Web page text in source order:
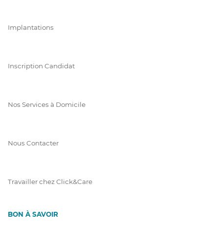
Implantations
Inscription Candidat
Nos Services à Domicile
Nous Contacter
Travailler chez Click&Care
BON À SAVOIR